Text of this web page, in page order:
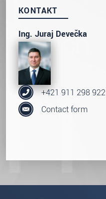
KONTAKT
Ing. Juraj Devečka
+421 911 298 922
Contact form